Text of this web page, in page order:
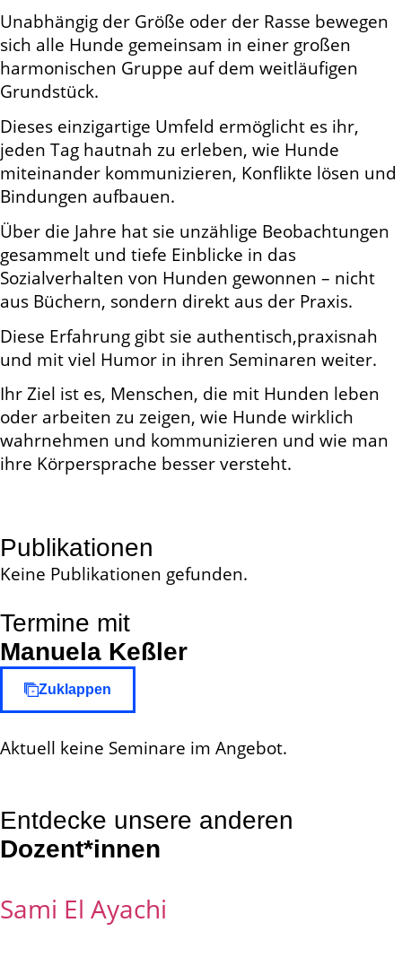
Unabhängig der Größe oder der Rasse bewegen
sich alle Hunde gemeinsam in einer großen
harmonischen Gruppe auf dem weitläufigen
Grundstück.
Dieses einzigartige Umfeld ermöglicht es ihr,
jeden Tag hautnah zu erleben, wie Hunde
miteinander kommunizieren, Konflikte lösen und
Bindungen aufbauen.
Über die Jahre hat sie unzählige Beobachtungen
gesammelt und tiefe Einblicke in das
Sozialverhalten von Hunden gewonnen – nicht
aus Büchern, sondern direkt aus der Praxis.
Diese Erfahrung gibt sie authentisch,praxisnah
und mit viel Humor in ihren Seminaren weiter.
Ihr Ziel ist es, Menschen, die mit Hunden leben
oder arbeiten zu zeigen, wie Hunde wirklich
wahrnehmen und kommunizieren und wie man
ihre Körpersprache besser versteht.
Publikationen
Keine Publikationen gefunden.
Termine mit
Manuela Keßler
Zuklappen
Aktuell keine Seminare im Angebot.
Entdecke unsere anderen
Dozent*innen
Sami El Ayachi